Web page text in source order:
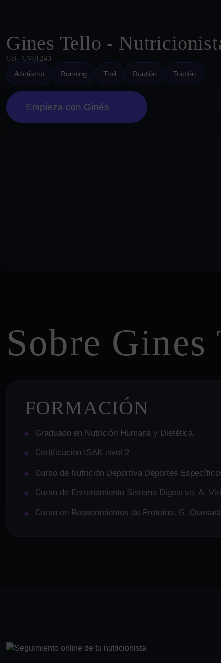
Gines Tello -
Col. CV01243
Atletismo Running Trail Duatlón Triatlón
Empieza con Ginés
Sobre Gines
FORMACIÓN
Graduado en Nutrición Humana y Dietética.
Certificación ISAK nivel 2
Curso de Nutrición Deportiva Deportes
Curso de Entrenamiento Sistema Digestivo, A.
Curso en Requerimientos de Proteína, G.